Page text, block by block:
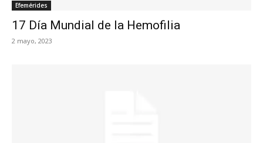
Efemérides
17 Día Mundial de la Hemofilia
2 mayo, 2023